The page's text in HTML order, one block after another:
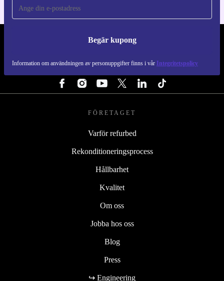
Begär kupong
Information om användningen av personuppgifter finns i vår Integritetspolicy
REFURBED SVERIGE - RETHINK NEW.
FÖLJ OSS
FÖRETAGET
Varför refurbed
Rekonditioneringsprocess
Hållbarhet
Kvalitet
Om oss
Jobba hos oss
Blog
Press
↪ Engineering